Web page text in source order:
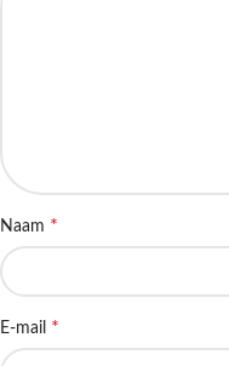
Naam *
E-mail *